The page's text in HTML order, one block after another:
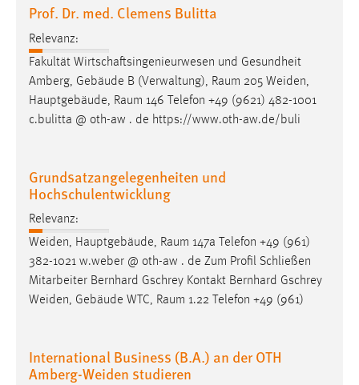
Prof. Dr. med. Clemens Bulitta
Relevanz:
Fakultät Wirtschaftsingenieurwesen und Gesundheit
Amberg, Gebäude B (Verwaltung), Raum 205 Weiden,
Hauptgebäude, Raum 146 Telefon +49 (9621) 482-1001
c.bulitta @ oth-aw . de https://www.oth-aw.de/buli
Grundsatzangelegenheiten und
Hochschulentwicklung
Relevanz:
Weiden, Hauptgebäude, Raum 147a Telefon +49 (961)
382-1021 w.weber @ oth-aw . de Zum Profil Schließen
Mitarbeiter Bernhard Gschrey Kontakt Bernhard Gschrey
Weiden, Gebäude WTC, Raum 1.22 Telefon +49 (961)
International Business (B.A.) an der OTH
Amberg-Weiden studieren